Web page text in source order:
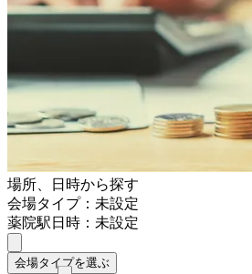
場所、日時から探す
会場タイプ：未設定
薬院駅日時：未設定
会場タイプを選ぶ